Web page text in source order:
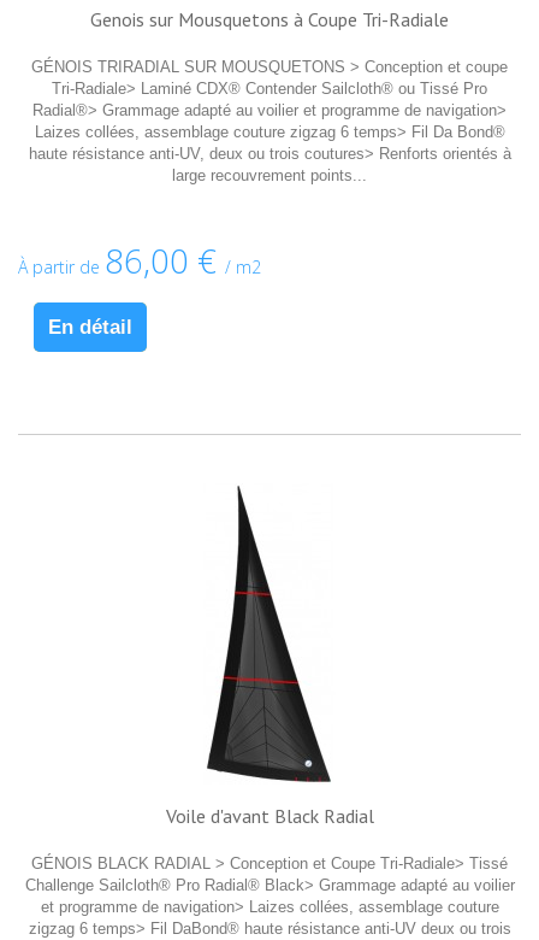
Genois sur Mousquetons à Coupe Tri-Radiale
GÉNOIS TRIRADIAL SUR MOUSQUETONS > Conception et coupe
Tri-Radiale> Laminé CDX® Contender Sailcloth® ou Tissé Pro
Radial®> Grammage adapté au voilier et programme de navigation>
Laizes collées, assemblage couture zigzag 6 temps> Fil Da Bond®
haute résistance anti-UV, deux ou trois coutures> Renforts orientés à
large recouvrement points...
À partir de 86,00 € / m2
En détail
Voile d'avant Black Radial
GÉNOIS BLACK RADIAL > Conception et Coupe Tri-Radiale> Tissé
Challenge Sailcloth® Pro Radial® Black> Grammage adapté au voilier
et programme de navigation> Laizes collées, assemblage couture
zigzag 6 temps> Fil DaBond® haute résistance anti-UV deux ou trois